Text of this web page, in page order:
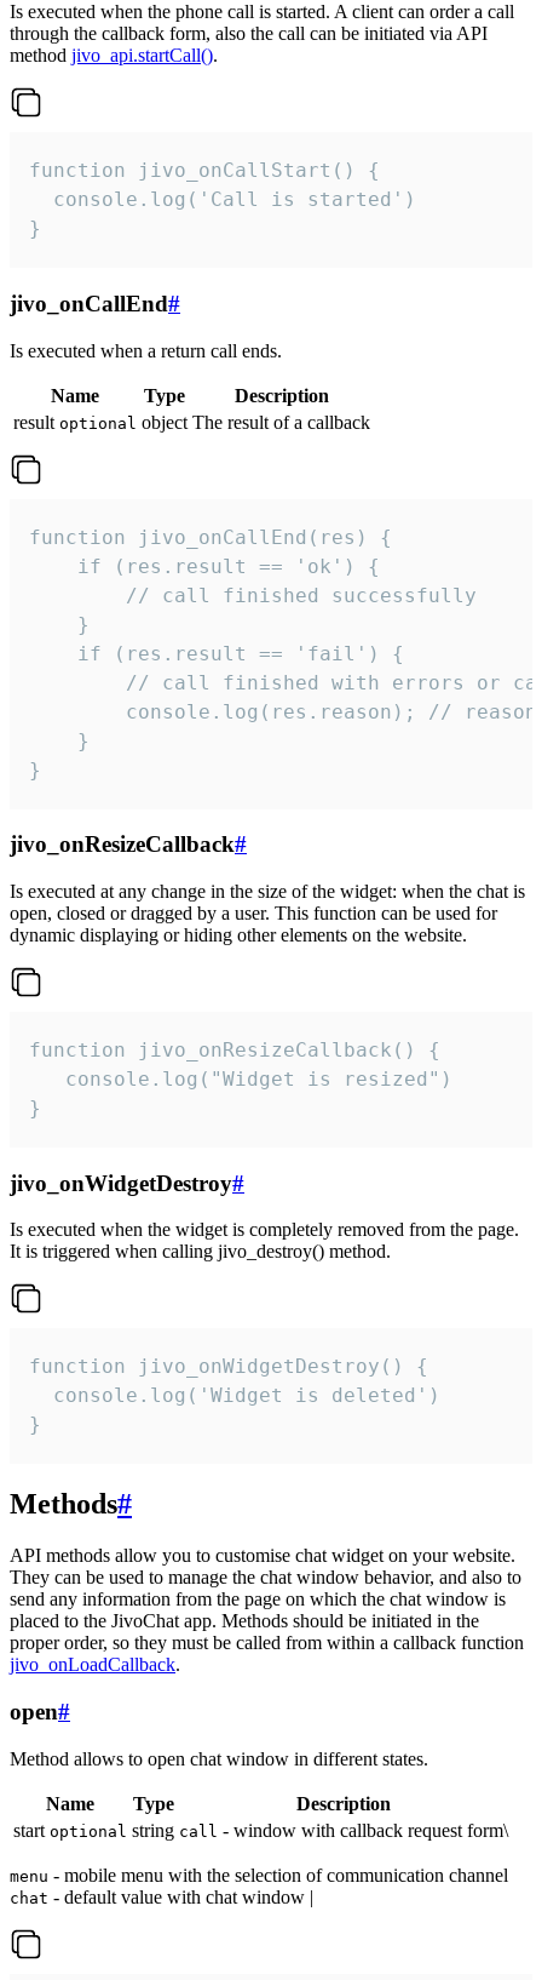
Is executed when the phone call is started. A client can order a call
through the callback form, also the call can be initiated via API
method jivo_api.startCall().
function jivo_onCallStart() {
  console.log('Call is started')
}
jivo_onCallEnd#
Is executed when a return call ends.
Name Type
Description
result optional object The result of a callback
function jivo_onCallEnd(res) {
    if (res.result == 'ok') {
        // call finished successfully
    }
    if (res.result == 'fail') {
// call finished with errors or
console.log(res.reason); //
    }
}
jivo_onResizeCallback#
Is executed at any change in the size of the widget: when the chat is
open, closed or dragged by a user. This function can be used for
dynamic displaying or hiding other elements on the website.
function jivo_onResizeCallback() {
   console.log("Widget is resized")
}
jivo_onWidgetDestroy#
Is executed when the widget is completely removed from the page.
It is triggered when calling jivo_destroy() method.
function jivo_onWidgetDestroy() {
  console.log('Widget is deleted')
}
Methods#
API methods allow you to customise chat widget on your website.
They can be used to manage the chat window behavior, and also to
send any information from the page on which the chat window is
placed to the JivoChat app. Methods should be initiated in the
proper order, so they must be called from within a callback function
jivo_onLoadCallback.
open#
Method allows to open chat window in different states.
Name Type
Description
start optional string call - window with callback request form\
menu - mobile menu with the selection of communication channel
chat - default value with chat window |